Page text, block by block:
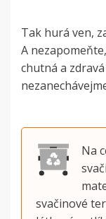
Tak hurá ven,
A
chutná a
Na
svačinové